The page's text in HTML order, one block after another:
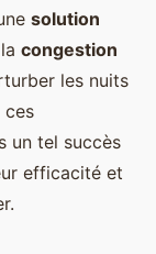
solution
congestion
les nuits
ces
un tel succès
efficacité et